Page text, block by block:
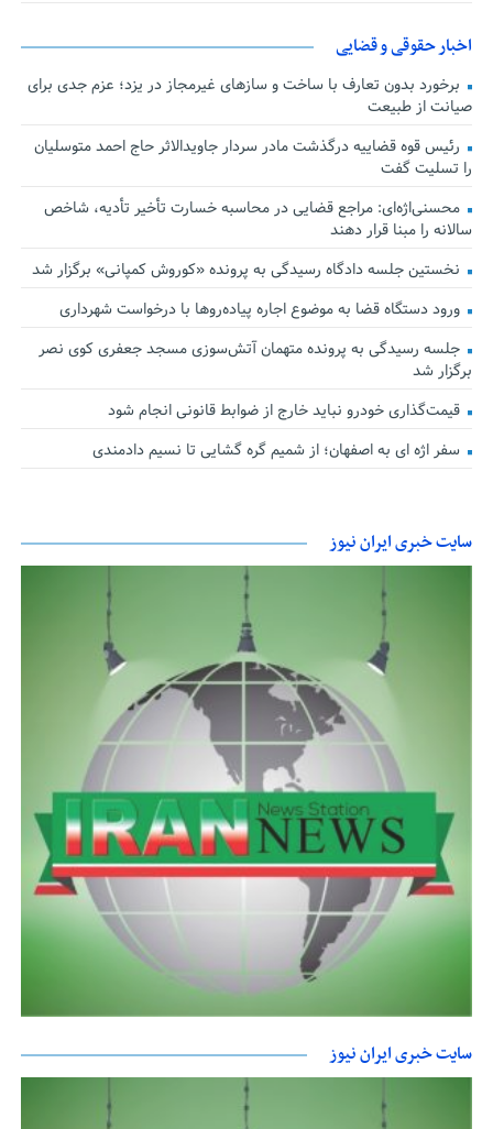
اخبار حقوقی و قضایی
برخورد بدون تعارف با ساخت‌ و سازهای غیرمجاز در یزد؛ عزم جدی برای
صیانت از طبیعت
رئیس قوه قضاییه درگذشت مادر سردار جاویدالاثر حاج احمد متوسلیان
را تسلیت گفت
محسنی‌اژه‌ای: مراجع قضایی در محاسبه خسارت تأخیر تأدیه، شاخص
سالانه را مبنا قرار دهند
نخستین جلسه دادگاه رسیدگی به پرونده «کوروش کمپانی» برگزار شد
ورود دستگاه قضا به موضوع اجاره پیاده‌روها با درخواست شهرداری
جلسه رسیدگی به پرونده متهمان آتش‌سوزی مسجد جعفری کوی نصر
برگزار شد
قیمت‌گذاری خودرو نباید خارج از ضوابط قانونی انجام شود
سفر اژه ای به اصفهان؛ از شمیم گره گشایی تا نسیم دادمندی
سایت خبری ایران نیوز
سایت خبری ایران نیوز